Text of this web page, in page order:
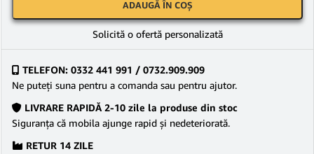
ADAUGĂ ÎN COȘ
Solicită o ofertă personalizată
TELEFON: 0332 441 991 / 0732.909.909
Ne puteţi suna pentru a comanda sau pentru ajutor.
LIVRARE RAPIDĂ 2-10 zile la produse din stoc
Siguranţa că mobila ajunge rapid şi nedeteriorată.
RETUR 14 ZILE